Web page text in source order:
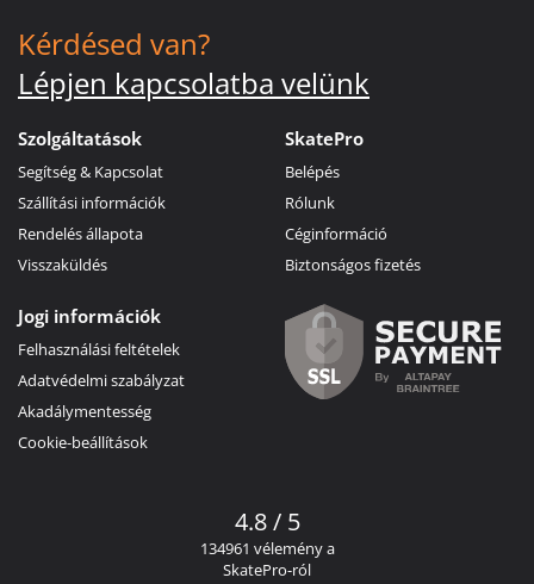
Kérdésed van?
Lépjen kapcsolatba velünk
Szolgáltatások
Segítség & Kapcsolat
Szállítási információk
Rendelés állapota
Visszaküldés
SkatePro
Belépés
Rólunk
Céginformáció
Biztonságos fizetés
Jogi információk
Felhasználási feltételek
Adatvédelmi szabályzat
Akadálymentesség
Cookie-beállítások
4.8 / 5
134961 vélemény a
SkatePro-ról